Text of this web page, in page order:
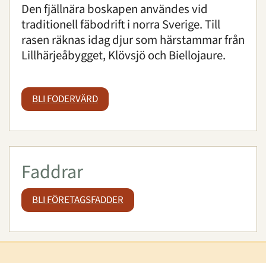
Den fjällnära boskapen användes vid
traditionell fäbodrift i norra Sverige. Till
rasen räknas idag djur som härstammar från
Lillhärjeåbygget, Klövsjö och Biellojaure.
BLI FODERVÄRD
Faddrar
BLI FÖRETAGSFADDER